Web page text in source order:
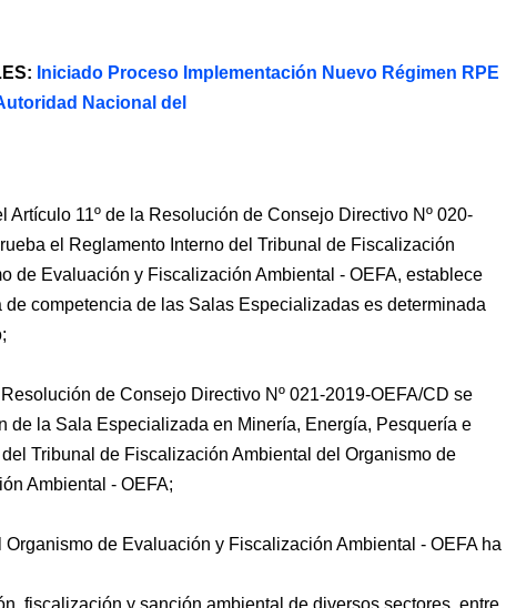
Iniciado Proceso Implementación Nuevo Régimen RPE
Nacional del
Artículo 11º de la Resolución de Consejo Directivo Nº 020-
el Reglamento Interno del Tribunal de Fiscalización
de Evaluación y Fiscalización Ambiental - OEFA, establece
de competencia de las Salas Especializadas es determinada
de Consejo Directivo Nº 021-2019-OEFA/CD se
de la Sala Especializada en Minería, Energía, Pesquería e
del Tribunal de Fiscalización Ambiental del Organismo de
Ambiental - OEFA;
Organismo de Evaluación y Fiscalización Ambiental - OEFA ha
fiscalización y sanción ambiental de diversos sectores, entre